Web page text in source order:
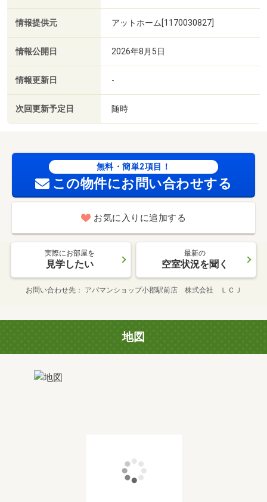
情報提供元 アットホーム[1170030827]
情報公開日 2026年8月5日
情報更新日 -
次回更新予定日 随時
無料・簡単2項目！
この物件にお問い合わせする
お気に入りに追加する
実際にお部屋を
見学したい
最新の
空室状況を聞く
お問い合わせ先 アパマンショップ小郡駅前店 株式会社 ＬＣＪ
地図